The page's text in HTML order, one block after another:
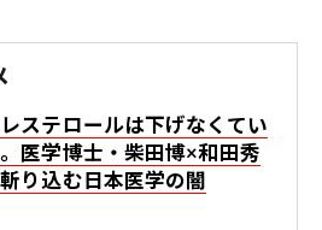
レステロールは下げなくてい
医学博士・柴田博×和田秀
り込む日本医学の闇